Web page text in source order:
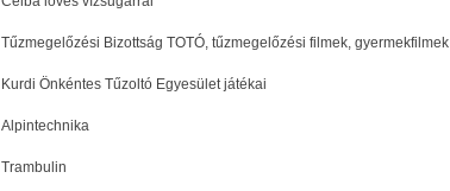
Tűzmegelőzési Bizottság TOTÓ, tűzmegelőzési filmek, gyermekfilmek
Kurdi Önkéntes Tűzoltó Egyesület játékai
Alpintechnika
Trambulin